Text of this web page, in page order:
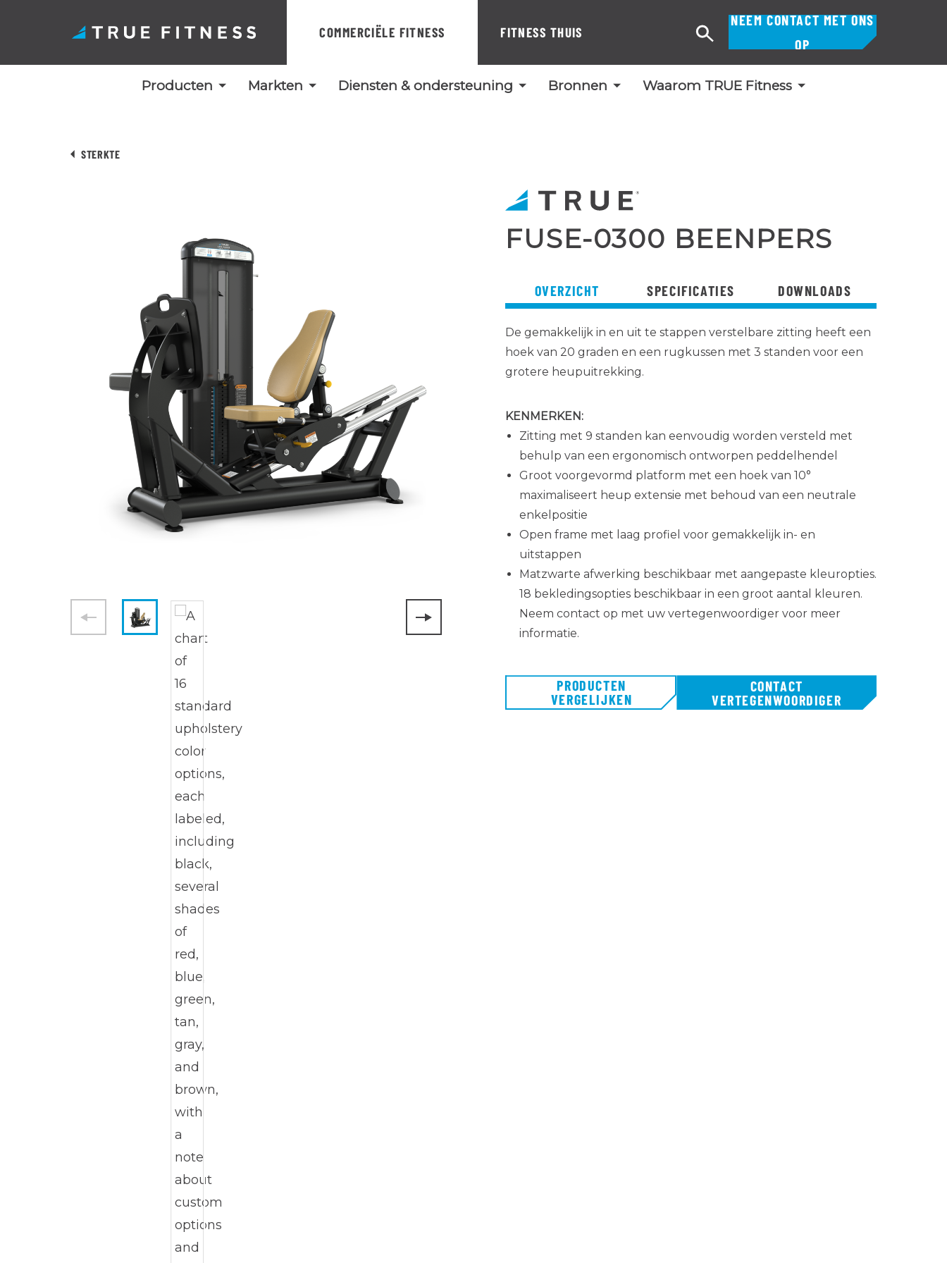
COMMERCIËLE FITNESS FITNESS THUIS
Producten Markten Diensten & ondersteuning Bronnen Waarom TRUE Fitness
NEEM CONTACT MET ONS
OP
Zoek
STERKTE
FUSE-0300 BEENPERS
OVERZICHT SPECIFICATIES DOWNLOADS
De gemakkelijk in en uit te stappen verstelbare zitting heeft een
hoek van 20 graden en een rugkussen met 3 standen voor een
grotere heupuitrekking.
KENMERKEN:
Zitting met 9 standen kan eenvoudig worden versteld met
behulp van een ergonomisch ontworpen peddelhendel
Groot voorgevormd platform met een hoek van 10°
maximaliseert heup extensie met behoud van een neutrale
enkelpositie
Open frame met laag profiel voor gemakkelijk in- en
uitstappen
Matzwarte afwerking beschikbaar met aangepaste kleuropties.
18 bekledingsopties beschikbaar in een groot aantal kleuren.
Neem contact op met uw vertegenwoordiger voor meer
informatie.
PRODUCTEN
VERGELIJKEN
CONTACT
VERTEGENWOORDIGER